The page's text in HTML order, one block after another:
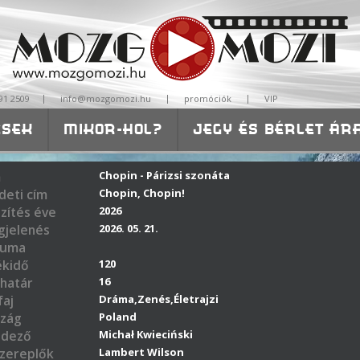
2509 | info@mozgomozi.hu | promóciók | VIP
MIKOR-HOL? JEGY ÉS BÉRLET
ISKOLÁKNAK-ÓVODÁKNAK
Chopin - Párizsi szonáta
cím Chopin, Chopin!
éve 2026
2026. 05. 21.
120
16
Dráma,Zenés,Életrajzi
Poland
Michał Kwieciński
Lambert Wilson